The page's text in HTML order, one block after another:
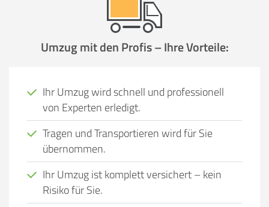
Umzug mit den Profis – Ihre Vorteile:
Ihr Umzug wird schnell und professionell
von Experten erledigt.
Tragen und Transportieren wird für Sie
übernommen.
Ihr Umzug ist komplett versichert – kein
Risiko für Sie.